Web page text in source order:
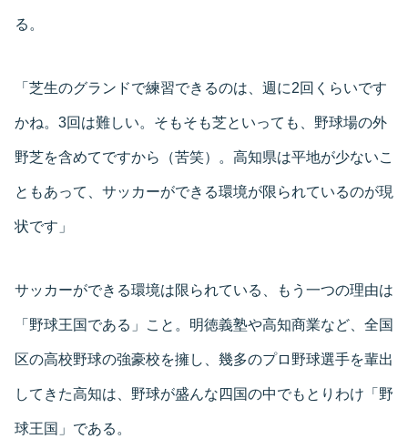
る。
「芝生のグランドで練習できるのは、週に2回くらいです
かね。3回は難しい。そもそも芝といっても、野球場の外
野芝を含めてですから（苦笑）。高知県は平地が少ないこ
ともあって、サッカーができる環境が限られているのが現
状です」
サッカーができる環境は限られている、もう一つの理由は
「野球王国である」こと。明徳義塾や高知商業など、全国
区の高校野球の強豪校を擁し、幾多のプロ野球選手を輩出
してきた高知は、野球が盛んな四国の中でもとりわけ「野
球王国」である。